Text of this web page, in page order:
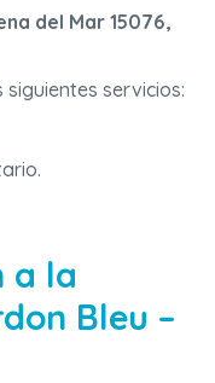
del Mar 15076,
servicios:
a la
Bleu –